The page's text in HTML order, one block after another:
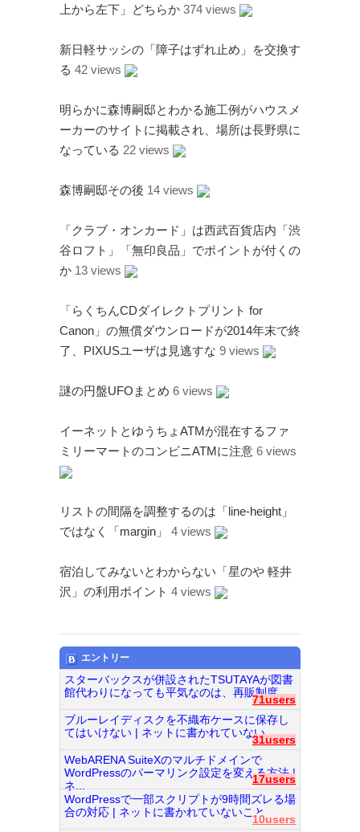
上から左下」どちらか 374 views
新日軽サッシの「障子はずれ止め」を交換す
る 42 views
明らかに森博嗣邸とわかる施工例がハウスメ
ーカーのサイトに掲載され、場所は長野県に
なっている 22 views
森博嗣邸その後 14 views
「クラブ・オンカード」は西武百貨店内「渋
谷ロフト」「無印良品」でポイントが付くの
か 13 views
「らくちんCDダイレクトプリント for
Canon」の無償ダウンロードが2014年末で終
了、PIXUSユーザは見逃すな 9 views
謎の円盤UFOまとめ 6 views
イーネットとゆうちょATMが混在するファ
ミリーマートのコンビニATMに注意 6 views
リストの間隔を調整するのは「line-height」
ではなく「margin」
4 views
宿泊してみないとわからない「星のや 軽井
沢」の利用ポイント 4 views
エントリー
スターバックスが併設されたTSUTAYAが図書
館代わりになっても平気なのは、再販制度...
71users
ブルーレイディスクを不織布ケースに保存し
てはいけない | ネットに書かれていない...
31users
WebARENA SuiteXのマルチドメインで
WordPressのパーマリンク設定を変える方法 |
ネ...
17users
WordPressで一部スクリプトが9時間ズレる場
合の対応 | ネットに書かれていないこと...
10users